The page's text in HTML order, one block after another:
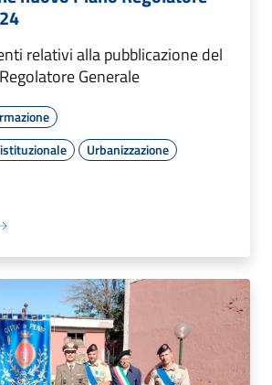
relativi alla pubblicazione del
Generale
Urbanizzazione